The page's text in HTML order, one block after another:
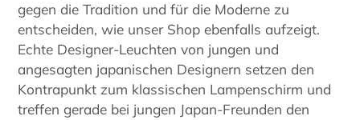
gegen die Tradition und für die Moderne zu
entscheiden, wie unser Shop ebenfalls aufzeigt.
Echte Designer-Leuchten von jungen und
angesagten japanischen Designern setzen den
Kontrapunkt zum klassischen Lampenschirm und
treffen gerade bei jungen Japan-Freunden den